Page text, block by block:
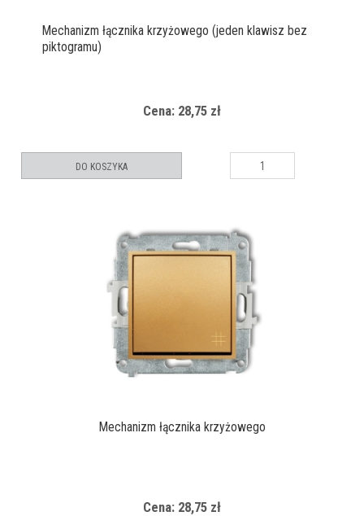
Mechanizm łącznika krzyżowego (jeden klawisz bez
piktogramu)
Cena: 28,75 zł
DO KOSZYKA
Mechanizm łącznika krzyżowego
Cena: 28,75 zł